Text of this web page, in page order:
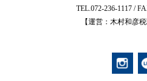
TEL.072-236-1117 /
【運営：木村和彦